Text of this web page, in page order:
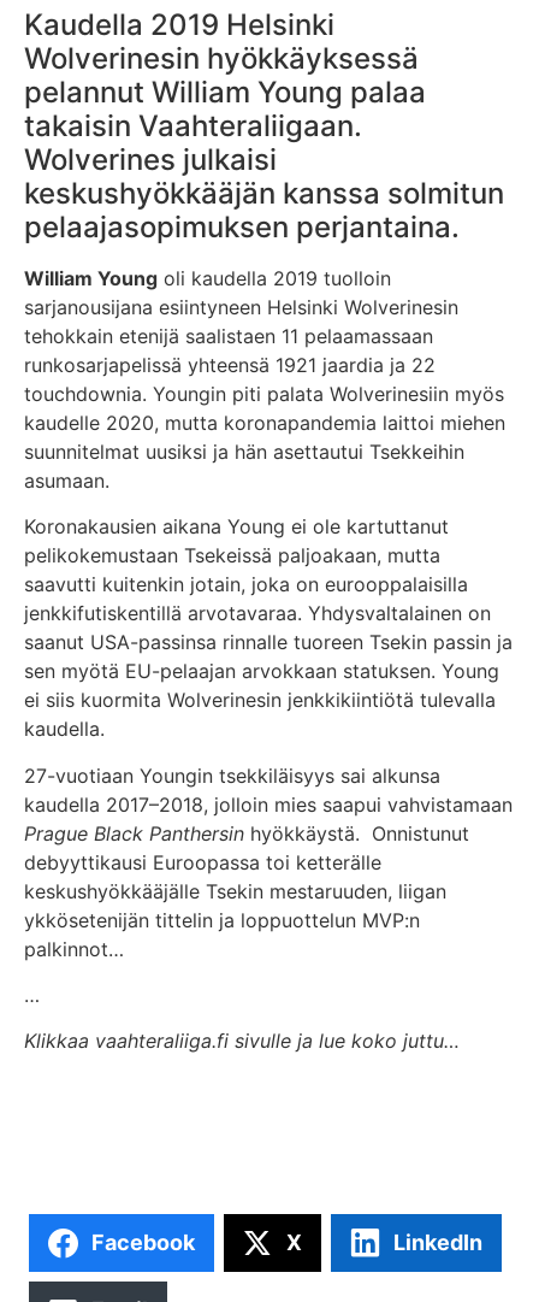
Kaudella 2019 Helsinki
Wolverinesin hyökkäyksessä
pelannut William Young palaa
takaisin Vaahteraliigaan.
Wolverines julkaisi
keskushyökkääjän kanssa solmitun
pelaajasopimuksen perjantaina.
William Young oli kaudella 2019 tuolloin
sarjanousijana esiintyneen Helsinki Wolverinesin
tehokkain etenijä saalistaen 11 pelaamassaan
runkosarjapelissä yhteensä 1921 jaardia ja 22
touchdownia. Youngin piti palata Wolverinesiin myös
kaudelle 2020, mutta koronapandemia laittoi miehen
suunnitelmat uusiksi ja hän asettautui Tsekkeihin
asumaan.
Koronakausien aikana Young ei ole kartuttanut
pelikokemustaan Tsekeissä paljoakaan, mutta
saavutti kuitenkin jotain, joka on eurooppalaisilla
jenkkifutiskentillä arvotavaraa. Yhdysvaltalainen on
saanut USA-passinsa rinnalle tuoreen Tsekin passin ja
sen myötä EU-pelaajan arvokkaan statuksen. Young
ei siis kuormita Wolverinesin jenkkikiintiötä tulevalla
kaudella.
27-vuotiaan Youngin tsekkiläisyys sai alkunsa
kaudella 2017–2018, jolloin mies saapui vahvistamaan
Prague Black Panthersin hyökkäystä. Onnistunut
debyyttikausi Euroopassa toi ketterälle
keskushyökkääjälle Tsekin mestaruuden, liigan
ykkösetenijän tittelin ja loppuottelun MVP:n
palkinnot…
…
Klikkaa vaahteraliiga.fi sivulle ja lue koko juttu…
Facebook X LinkedIn